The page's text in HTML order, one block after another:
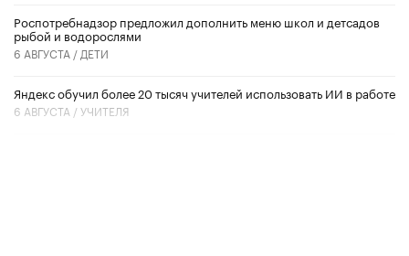
Роспотребнадзор предложил дополнить меню школ и детсадов
рыбой и водорослями
6 АВГУСТА / ДЕТИ
​Яндекс обучил более 20 тысяч учителей использовать ИИ в работе
6 АВГУСТА /УЧИТЕЛЯ